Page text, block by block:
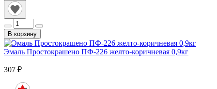
В корзину
Эмаль Простокрашено ПФ-226 желто-коричневая 0,9кг
307 ₽